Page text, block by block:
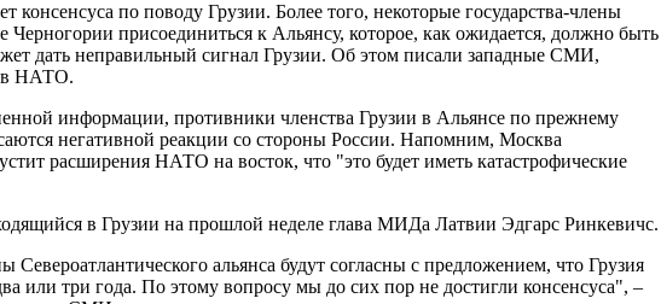
консенсуса по поводу Грузии. Более того, некоторые государства-члены
присоединиться к Альянсу, которое, как ожидается, должно быть
дать неправильный сигнал Грузии. Об этом писали западные СМИ,
в НАТО.
информации, противники членства Грузии в Альянсе по прежнему
негативной реакции со стороны России. Напомним, Москва
расширения НАТО на восток, что "это будет иметь катастрофические
в Грузии на прошлой неделе глава МИДа Латвии Эдгарс Ринкевичс.
альянса будут согласны с предложением, что Грузия
или три года. По этому вопросу мы до сих пор не достигли консенсуса", –